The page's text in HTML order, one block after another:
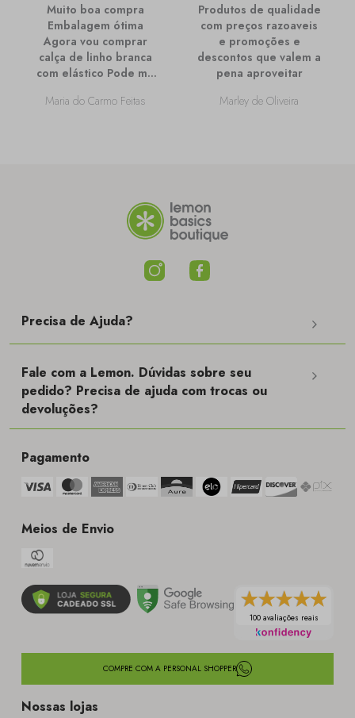
Muito boa compra
Embalagem ótima
Agora vou comprar
calça de linho branca
com elástico Pode me
informações sobre
Maria do Carmo Feitas
Produtos de qualidade
com preços razoaveis
e promoções e
descontos que valem a
pena aproveitar
Marley de Oliveira
Precisa de Ajuda?
Fale com a Lemon. Dúvidas sobre seu
pedido? Precisa de ajuda com trocas ou
devoluções?
Pagamento
Meios de Envio
100 avaliações reais
COMPRE COM A PERSONAL SHOPPER
Nossas lojas